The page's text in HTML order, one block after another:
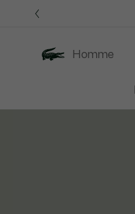
d’information
Homme